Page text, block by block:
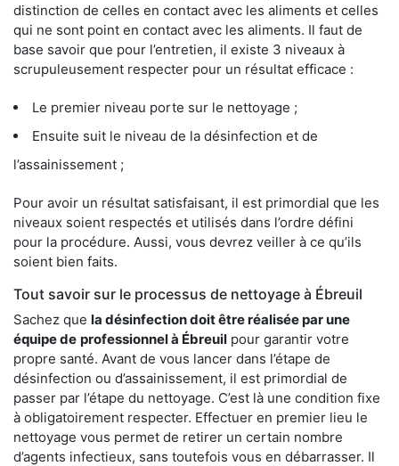
distinction de celles en contact avec les aliments et celles
qui ne sont point en contact avec les aliments. Il faut de
base savoir que pour l’entretien, il existe 3 niveaux à
scrupuleusement respecter pour un résultat efficace :
Le premier niveau porte sur le nettoyage ;
Ensuite suit le niveau de la désinfection et de
l’assainissement ;
Pour avoir un résultat satisfaisant, il est primordial que les
niveaux soient respectés et utilisés dans l’ordre défini
pour la procédure. Aussi, vous devrez veiller à ce qu’ils
soient bien faits.
Tout savoir sur le processus de nettoyage à Ébreuil
Sachez que la désinfection doit être réalisée par une
équipe de professionnel à Ébreuil pour garantir votre
propre santé. Avant de vous lancer dans l’étape de
désinfection ou d’assainissement, il est primordial de
passer par l’étape du nettoyage. C’est là une condition fixe
à obligatoirement respecter. Effectuer en premier lieu le
nettoyage vous permet de retirer un certain nombre
d’agents infectieux, sans toutefois vous en débarrasser. Il